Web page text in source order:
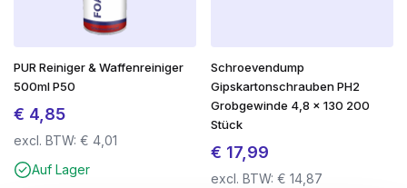
PUR Reiniger & Waffenreiniger
500ml P50
€ 4,85
excl. BTW: € 4,01
Auf Lager
Schroevendump
Gipskartonschrauben PH2
Grobgewinde 4,8 x 130 200
Stück
€ 17,99
excl. BTW:€ 14,87